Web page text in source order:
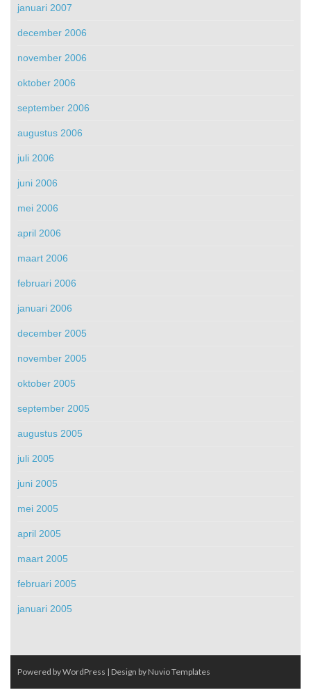
januari 2007
december 2006
november 2006
oktober 2006
september 2006
augustus 2006
juli 2006
juni 2006
mei 2006
april 2006
maart 2006
februari 2006
januari 2006
december 2005
november 2005
oktober 2005
september 2005
augustus 2005
juli 2005
juni 2005
mei 2005
april 2005
maart 2005
februari 2005
januari 2005
Powered by WordPress | Design by Nuvio Templates